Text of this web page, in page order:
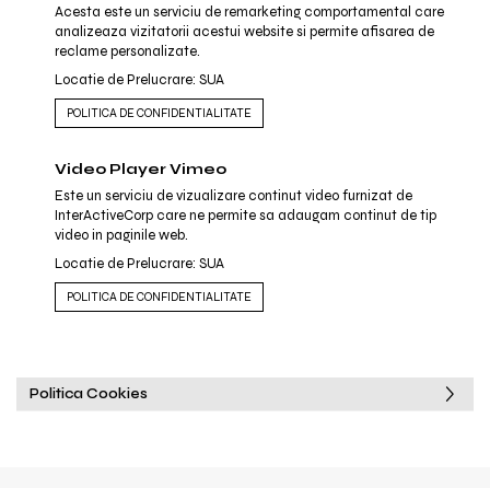
Acesta este un serviciu de remarketing comportamental care
analizeaza vizitatorii acestui website si permite afisarea de
reclame personalizate.
Locatie de Prelucrare: SUA
POLITICA DE CONFIDENTIALITATE
Video Player Vimeo
Este un serviciu de vizualizare continut video furnizat de
InterActiveCorp care ne permite sa adaugam continut de tip
video in paginile web.
Locatie de Prelucrare: SUA
POLITICA DE CONFIDENTIALITATE
Politica Cookies